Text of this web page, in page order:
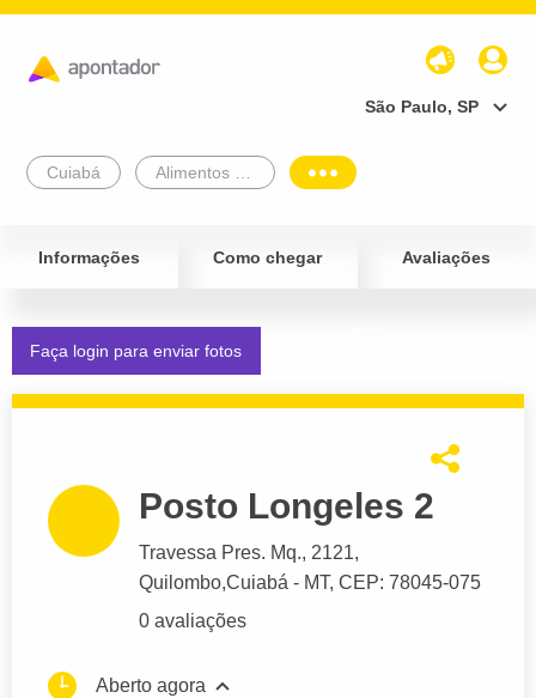
São Paulo, SP
Cuiabá
Informações Como chegar Avaliações
Faça login para enviar fotos
Posto Longeles 2
Travessa Pres. Mq., 2121,
Quilombo,Cuiabá - MT, CEP: 78045-075
0 avaliações
Aberto agora